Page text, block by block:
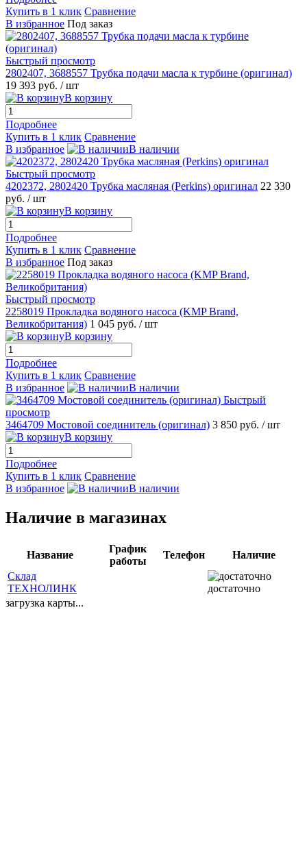
Купить в 1 клик Сравнение
В избранное Под заказ
Быстрый просмотр
2802407, 3688557 Трубка подачи масла к турбине (оригинал)
19 393 руб. / шт
В корзину
Подробнее
Купить в 1 клик Сравнение
В избранное
В наличии
Быстрый просмотр
4202372, 2802420 Трубка масляная (Perkins) оригинал 22 330
руб. / шт
В корзину
Подробнее
Купить в 1 клик Сравнение
В избранное Под заказ
Быстрый просмотр
2258019 Прокладка водяного насоса (KMP Brand,
Великобритания) 1 045 руб. / шт
В корзину
Подробнее
Купить в 1 клик Сравнение
В избранное
В наличии
Быстрый
просмотр
3464709 Мостовой соединитель (оригинал) 3 850 руб. / шт
В корзину
Подробнее
Купить в 1 клик Сравнение
В избранное
В наличии
Наличие в магазинах
Название
График
работы
Телефон
Наличие
Склад
ТЕХНОЛИНК
достаточно
загрузка карты...